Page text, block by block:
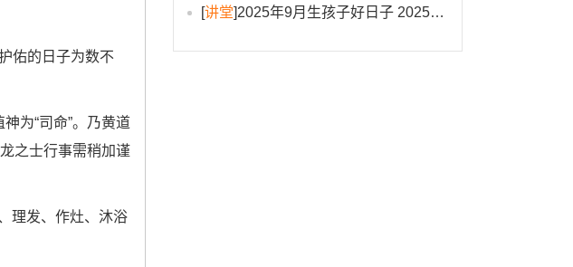
佑的日子为数不
神为“司命”。乃黄道
之士行事需稍加谨
理发、作灶、沐浴
[讲堂]2025年9月生孩子好日子 2025年9月哪天生孩子比较好